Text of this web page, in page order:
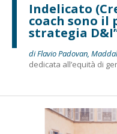
Indelicato
coach sono il
strategia
di Flavio Padovan,
dedicata all’equità di